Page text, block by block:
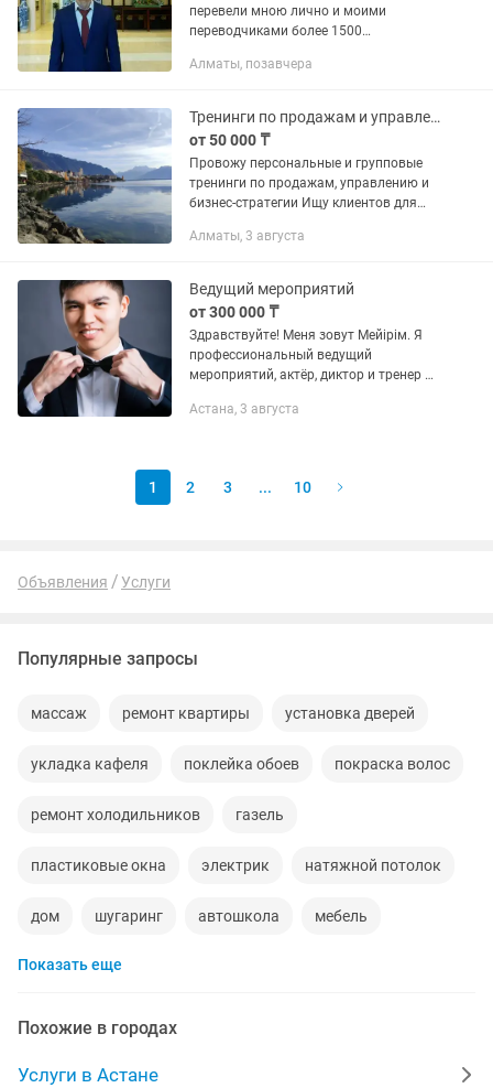
перевели мною лично и моими
переводчиками более 1500
вебинаров, круглых столов, встреч,
форматов...
Алматы, позавчера
Тренинги по продажам и управлению
от 50 000 ₸
Провожу персональные и групповые
тренинги по продажам, управлению и
бизнес-стратегии Ищу клиентов для
— как индивидуально, так и для
Алматы, 3 августа
Ведущий мероприятий
от 300 000 ₸
Здравствуйте! Меня зовут Мейірім. Я
профессиональный ведущий
мероприятий, актёр, диктор и тренер по
мероприятия любого формата: •
Астана, 3 августа
1 2 3 ... 10
Объявления Услуги
Популярные запросы
массаж ремонт квартиры установка дверей
укладка кафеля поклейка обоев покраска волос
ремонт холодильников газель
пластиковые окна электрик натяжной потолок
дом шугаринг автошкола мебель
сантехник
уколы на дому
Показать еще
Похожие в городах
Услуги в Астане